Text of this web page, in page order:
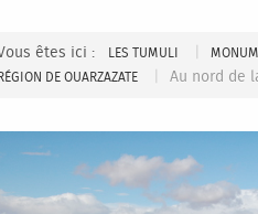
êtes ici : LES TUMULI
DE OUARZAZATE Au nord de